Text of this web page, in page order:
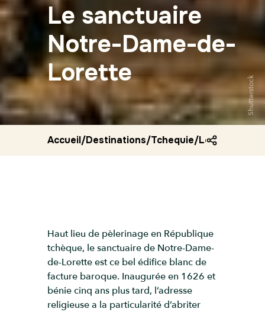
Le sanctuaire
Notre-Dame-de-
Lorette
Shutterstock
Accueil/Destinations/Tchequie/Le
Haut lieu de pèlerinage en République
tchèque, le sanctuaire de Notre-Dame-
de-Lorette est ce bel édifice blanc de
facture baroque. Inaugurée en 1626 et
bénie cinq ans plus tard, l’adresse
religieuse a la particularité d’abriter